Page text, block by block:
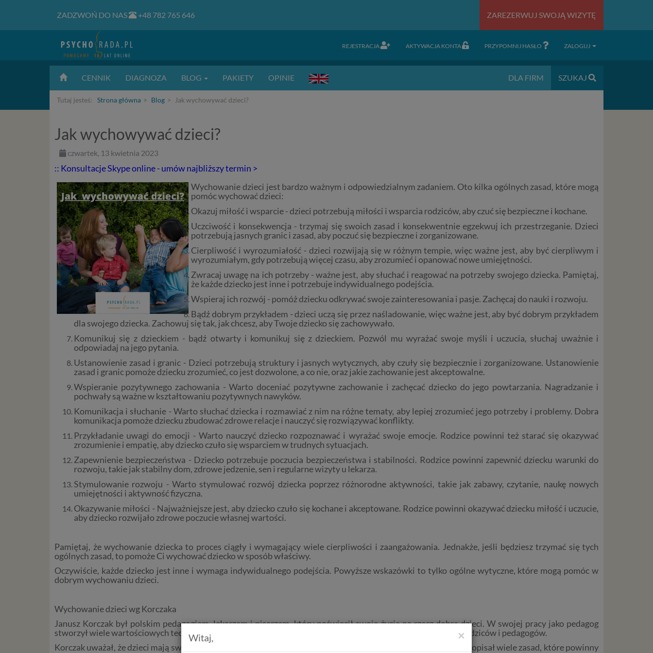
ZADZWOŃ DO NAS +48 782 765 646 ZAREZERWUJ SWOJĄ WIZYTĘ
REJESTRACJA AKTYWACJA KONTA PRZYPOMNIJ HASŁO ZALOGUJ
CENNIK DIAGNOZA BLOG PAKIETY OPINIE DLA FIRM SZUKAJ
Tutaj jesteś: Strona główna Blog Jak wychowywać dzieci?
Jak wychowywać dzieci?
czwartek, 13 kwietnia 2023
:: Konsultacje Skype online - umów najbliższy termin >
Wychowanie dzieci jest bardzo ważnym i odpowiedzialnym zadaniem. Oto kilka ogólnych zasad, które mogą
pomóc wychować dzieci:
Okazuj miłość i wsparcie - dzieci potrzebują miłości i wsparcia rodziców, aby czuć się bezpieczne i kochane.
Uczciwość i konsekwencja - trzymaj się swoich zasad i konsekwentnie egzekwuj ich przestrzeganie. Dzieci
potrzebują jasnych granic i zasad, aby poczuć się bezpieczne i zorganizowane.
Cierpliwość i wyrozumiałość - dzieci rozwijają się w różnym tempie, więc ważne jest, aby być cierpliwym i
wyrozumiałym, gdy potrzebują więcej czasu, aby zrozumieć i opanować nowe umiejętności.
Zwracaj uwagę na ich potrzeby - ważne jest, aby słuchać i reagować na potrzeby swojego dziecka. Pamiętaj,
że każde dziecko jest inne i potrzebuje indywidualnego podejścia.
Wspieraj ich rozwój - pomóż dziecku odkrywać swoje zainteresowania i pasje. Zachęcaj do nauki i rozwoju.
Bądź dobrym przykładem - dzieci uczą się przez naśladowanie, więc ważne jest, aby być dobrym przykładem
dla swojego dziecka. Zachowuj się tak, jak chcesz, aby Twoje dziecko się zachowywało.
Komunikuj się z dzieckiem - bądź otwarty i komunikuj się z dzieckiem. Pozwól mu wyrażać swoje myśli i uczucia, słuchaj uważnie i
odpowiadaj na jego pytania.
Ustanowienie zasad i granic - Dzieci potrzebują struktury i jasnych wytycznych, aby czuły się bezpiecznie i zorganizowane. Ustanowienie
zasad i granic pomoże dziecku zrozumieć, co jest dozwolone, a co nie, oraz jakie zachowanie jest akceptowalne.
Wspieranie pozytywnego zachowania - Warto doceniać pozytywne zachowanie i zachęcać dziecko do jego powtarzania. Nagradzanie i
pochwały są ważne w kształtowaniu pozytywnych nawyków.
Komunikacja i słuchanie - Warto słuchać dziecka i rozmawiać z nim na różne tematy, aby lepiej zrozumieć jego potrzeby i problemy. Dobra
komunikacja pomoże dziecku zbudować zdrowe relacje i nauczyć się rozwiązywać konflikty.
Przykładanie uwagi do emocji - Warto nauczyć dziecko rozpoznawać i wyrażać swoje emocje. Rodzice powinni też starać się okazywać
zrozumienie i empatię, aby dziecko czuło się wsparciem w trudnych sytuacjach.
Zapewnienie bezpieczeństwa - Dziecko potrzebuje poczucia bezpieczeństwa i stabilności. Rodzice powinni zapewnić dziecku warunki do
rozwoju, takie jak stabilny dom, zdrowe jedzenie, sen i regularne wizyty u lekarza.
Stymulowanie rozwoju - Warto stymulować rozwój dziecka poprzez różnorodne aktywności, takie jak zabawy, czytanie, naukę nowych
umiejętności i aktywność fizyczna.
Okazywanie miłości - Najważniejsze jest, aby dziecko czuło się kochane i akceptowane. Rodzice powinni okazywać dziecku miłość i uczucie,
aby dziecko rozwijało zdrowe poczucie własnej wartości.
Pamiętaj, że wychowanie dziecka to proces ciągły i wymagający wiele cierpliwości i zaangażowania. Jednakże, jeśli będziesz trzymać się tych
ogólnych zasad, to pomoże Ci wychować dziecko w sposób właściwy.
Oczywiście, każde dziecko jest inne i wymaga indywidualnego podejścia. Powyższe wskazówki to tylko ogólne wytyczne, które mogą pomóc w
dobrym wychowaniu dzieci.
Wychowanie dzieci wg Korczaka
Janusz Korczak był polskim pedagogiem, lekarzem i pisarzem, który poświęcił swoje życie na rzecz dobra dzieci. W swojej pracy jako pedagog
stworzył wiele wartościowych teorii i metod wychowawczych, które są wciąż aktualne i inspirujące dla wielu rodziców i pedagogów.
Korczak uważał, że dzieci mają swoje prawa i należy je szanować. W swoim dziele "Prawo dziecka do szacunku" opisał wiele zasad, które powinny
×
Witaj,